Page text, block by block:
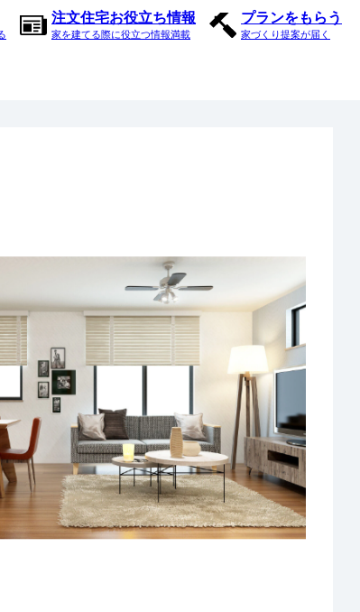
注文住宅お役立ち情報
家を建てる際に役立つ情報満載
プランをもらう
家づくり提案が届く